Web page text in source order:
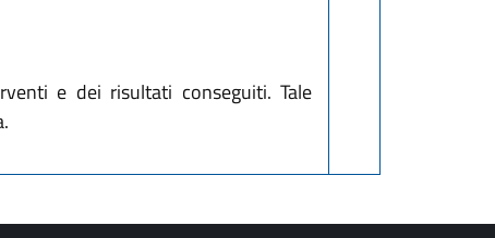
e dei risultati conseguiti. Tale